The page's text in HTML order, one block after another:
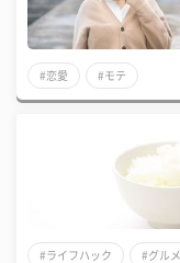
#恋愛 #モテ
#ライフハック #グルメ